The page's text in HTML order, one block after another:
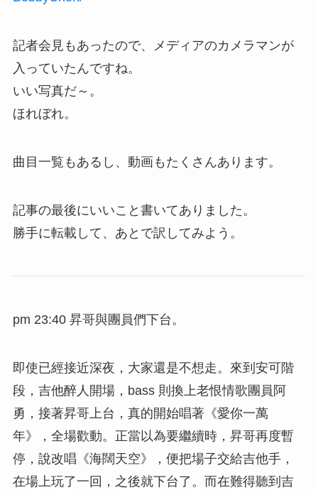
記者会見もあったので、メディアのカメラマンが
入っていたんですね。
いい写真だ～。
ほれぼれ。
曲目一覧もあるし、動画もたくさんあります。
記事の最後にいいこと書いてありました。
勝手に転載して、あとで訳してみよう。
pm 23:40 昇哥與團員們下台。
即使已經接近深夜，大家還是不想走。來到安可階
段，吉他醉人開場，bass 則換上老恨情歌團員阿
勇，接著昇哥上台，真的開始唱著《愛你一萬
年》，全場歡動。正當以為要繼續時，昇哥再度暫
停，說改唱《海闊天空》，便把場子交給吉他手，
在場上玩了一回，之後就下台了。而在難得聽到吉